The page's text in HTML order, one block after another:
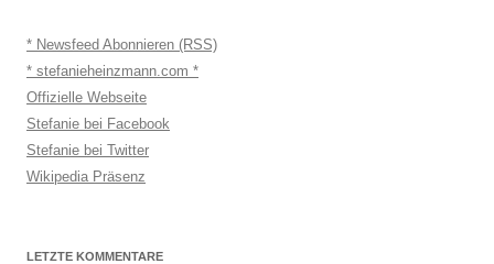
* Newsfeed Abonnieren (RSS)
* stefanieheinzmann.com *
Offizielle Webseite
Stefanie bei Facebook
Stefanie bei Twitter
Wikipedia Präsenz
LETZTE KOMMENTARE